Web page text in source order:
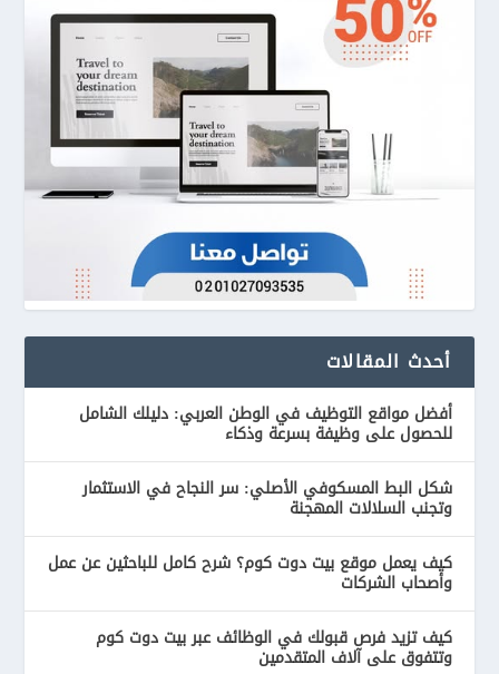
أحدث المقالات
أفضل مواقع التوظيف في الوطن العربي: دليلك الشامل
للحصول على وظيفة بسرعة وذكاء
شكل البط المسكوفي الأصلي: سر النجاح في الاستثمار
وتجنب السلالات المهجنة
كيف يعمل موقع بيت دوت كوم؟ شرح كامل للباحثين عن عمل
وأصحاب الشركات
كيف تزيد فرص قبولك في الوظائف عبر بيت دوت كوم
وتتفوق على آلاف المتقدمين